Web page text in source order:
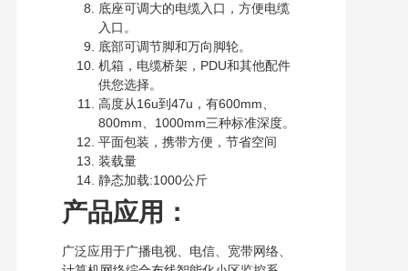
底座可调大的电缆入口，方便电缆
入口。
底部可调节脚和万向脚轮。
机箱，电缆桥架，PDU和其他配件
供您选择。
高度从16u到47u，有600mm、
800mm、1000mm三种标准深度。
平面包装，携带方便，节省空间
装载量
静态加载:1000公斤
产品应用：
广泛应用于广播电视、电信、宽带网络、